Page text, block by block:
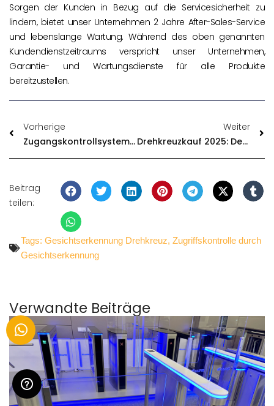
Sorgen der Kunden in Bezug auf die Servicesicherheit zu
lindern, bietet unser Unternehmen 2 Jahre After-Sales-Service
und lebenslange Wartung. Während des oben genannten
Kundendienstzeitraums verspricht unser Unternehmen,
Garantie- und Wartungsdienste für alle Produkte
bereitzustellen.
Vorherige
Zugangskontrollsystem Mit Klappbarriere
Weiter
Drehkreuzkauf 2025: Der Komplette Prozess Von Der Budgetplanung Bis Zur Installation
Beitrag
teilen:
Tags: Gesichtserkennung Drehkreuz, Zugriffskontrolle durch
Gesichtserkennung
Verwandte Beiträge